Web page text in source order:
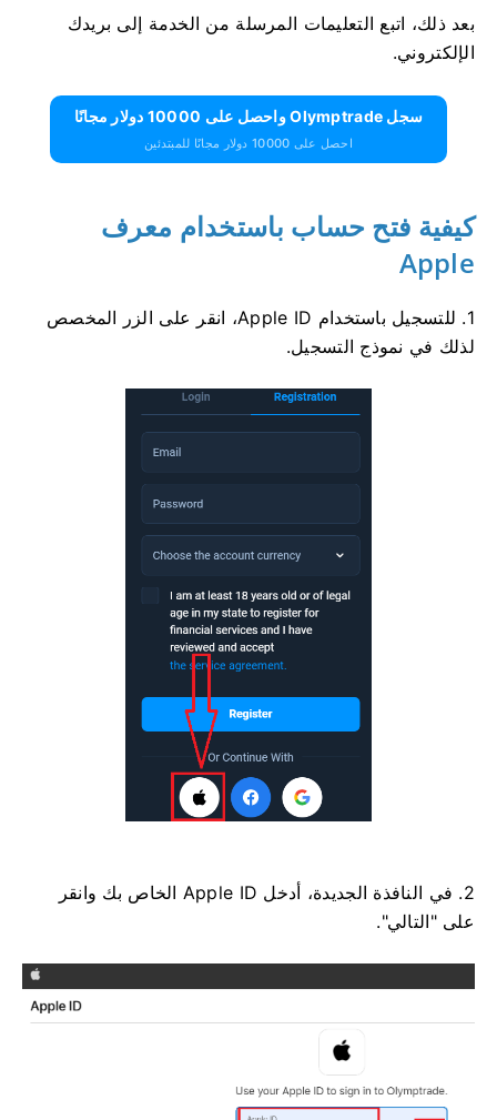
بعد ذلك، اتبع التعليمات المرسلة من الخدمة إلى بريدك
الإلكتروني.
سجل Olymptrade واحصل على 10000 دولار مجانًا
احصل على 10000 دولار مجانًا للمبتدئين
كيفية فتح حساب باستخدام معرف
Apple
1. للتسجيل باستخدام Apple ID، انقر على الزر المخصص
لذلك في نموذج التسجيل.
2. في النافذة الجديدة، أدخل Apple ID الخاص بك وانقر
على "التالي".